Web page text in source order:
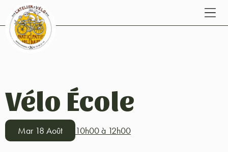
Vélo École
Mar 18 Août 10h00 à 12h00